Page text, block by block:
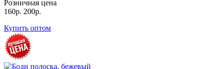
Розничная цена
160р. 200р.
Купить оптом